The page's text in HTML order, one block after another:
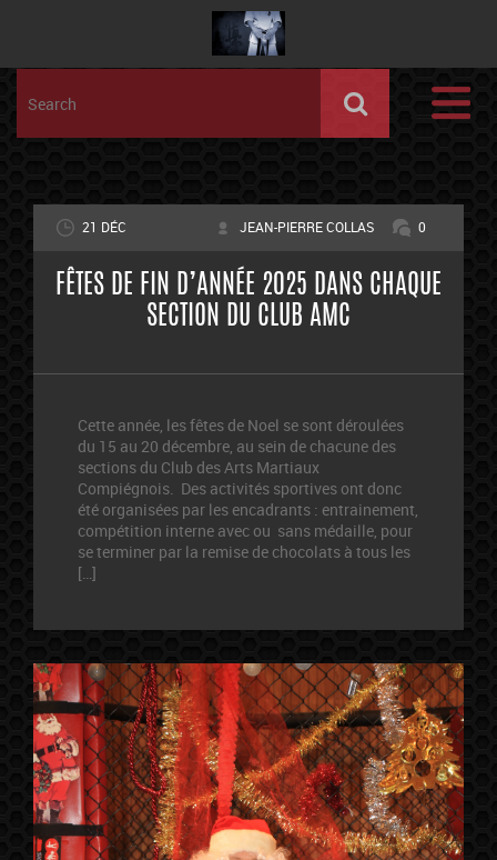
21 DÉC JEAN-PIERRE COLLAS 0
FÊTES DE FIN D’ANNÉE 2025 DANS CHAQUE
SECTION DU CLUB AMC
Cette année, les fêtes de Noel se sont déroulées
du 15 au 20 décembre, au sein de chacune des
sections du Club des Arts Martiaux
Compiégnois. Des activités sportives ont donc
été organisées par les encadrants : entrainement,
compétition interne avec ou sans médaille, pour
se terminer par la remise de chocolats à tous les
[…]